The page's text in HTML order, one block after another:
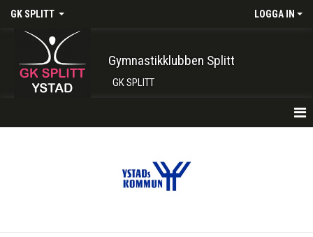
GK SPLITT LOGGA IN
Gymnastikklubben Splitt
GK SPLITT